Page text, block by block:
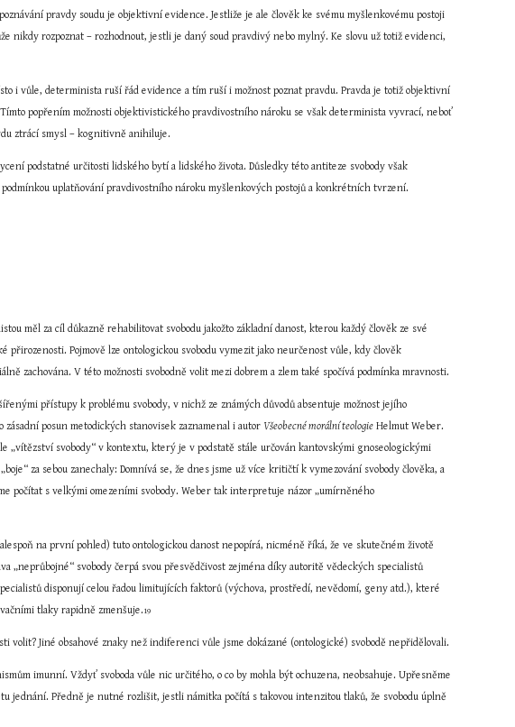
pravdy soudu je objektivní evidence. Jestliže je ale člověk ke svému myšlenkovému postoji
nikdy rozpoznat – rozhodnout, jestli je daný soud pravdivý nebo mylný. Ke slovu už totiž evidenci,
i vůle, determinista ruší řád evidence a tím ruší i možnost poznat pravdu. Pravda je totiž objektivní
popřením možnosti objektivistického pravdivostního nároku se však determinista vyvrací, neboť
ztrácí smysl – kognitivně anihiluje.
podstatné určitosti lidského bytí a lidského života. Důsledky této antiteze svobody však
uplatňování pravdivostního nároku myšlenkových postojů a konkrétních tvrzení.
měl za cíl důkazně rehabilitovat svobodu jakožto základní danost, kterou každý člověk ze své
Pojmově lze ontologickou svobodu vymezit jako neurčenost vůle, kdy člověk
zachována. V této možnosti svobodně volit mezi dobrem a zlem také spočívá podmínka mravnosti.
přístupy k problému svobody, v nichž ze známých důvodů absentuje možnost jejího
posun metodických stanovisek zaznamenal i autor Všeobecné morální teologie Helmut Weber.
„vítězství svobody“ v kontextu, který je v podstatě stále určován kantovskými gnoseologickými
za sebou zanechaly: Domnívá se, že dnes jsme už více kritičtí k vymezování svobody člověka, a
počítat s velkými omezeními svobody. Weber tak interpretuje názor „umírněného
na první pohled) tuto ontologickou danost nepopírá, nicméně říká, že ve skutečném životě
„neprůbojné“ svobody čerpá svou přesvědčivost zejména díky autoritě vědeckých specialistů
disponují celou řadou limitujících faktorů (výchova, prostředí, nevědomí, geny atd.), které
tlaky rapidně zmenšuje.19
imunní. Vždyť svoboda vůle nic určitého, o co by mohla být ochuzena, neobsahuje. Upřesněme
Předně je nutné rozlišit, jestli námitka počítá s takovou intenzitou tlaků, že svobodu úplně